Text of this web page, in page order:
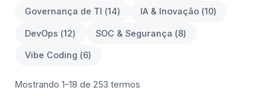
Governança de TI (14) IA & Inovação (10)
DevOps (12) SOC & Segurança (8)
Vibe Coding (6)
Mostrando 1–18 de 253 termos